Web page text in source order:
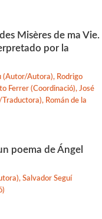
Misères de ma Vie.
por la
(Autor/Autora), Rodrigo
Ferrer (Coordinació), José
Román de la
poema de Ángel
Salvador Seguí